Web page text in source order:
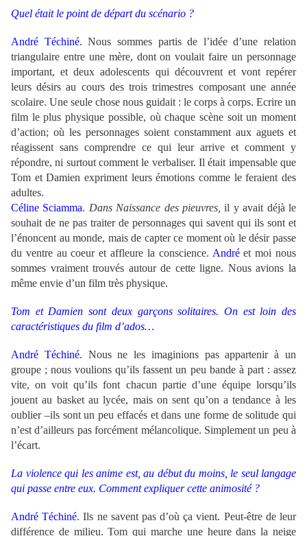
Quel était le point de départ du scénario ?
André Téchiné. Nous sommes partis de l’idée d’une relation
triangulaire entre une mère, dont on voulait faire un personnage
important, et deux adolescents qui découvrent et vont repérer
leurs désirs au cours des trois trimestres composant une année
scolaire. Une seule chose nous guidait : le corps à corps. Ecrire un
film le plus physique possible, où chaque scène soit un moment
d’action; où les personnages soient constamment aux aguets et
réagissent sans comprendre ce qui leur arrive et comment y
répondre, ni surtout comment le verbaliser. Il était impensable que
Tom et Damien expriment leurs émotions comme le feraient des
adultes.
Céline Sciamma. Dans Naissance des pieuvres, il y avait déjà le
souhait de ne pas traiter de personnages qui savent qui ils sont et
l’énoncent au monde, mais de capter ce moment où le désir passe
du ventre au coeur et affleure la conscience. Andréet moi nous
sommes vraiment trouvés autour de cette ligne. Nous avions la
même envie d’un film très physique.
Tom et Damien sont deux garçons solitaires. On est loin des
caractéristiques du film d’ados…
André Téchiné. Nous ne les imaginions pas appartenir à un
groupe ; nous voulions qu’ils fassent un peu bande à part : assez
vite, on voit qu’ils font chacun partie d’une équipe lorsqu’ils
jouent au basket au lycée, mais on sent qu’on a tendance à les
oublier –ils sont un peu effacés et dans une forme de solitude qui
n’est d’ailleurs pas forcément mélancolique. Simplement un peu à
l’écart.
La violence qui les anime est, au début du moins, le seul langage
qui passe entre eux. Comment expliquer cette animosité ?
André Téchiné.Ils ne savent pas d’où ça vient. Peut-être de leur
différence de milieu. Tom qui marche une heure dans la neige